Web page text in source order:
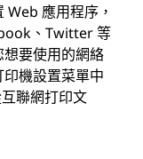
應用程序，
、Twitter 等
要使用的網絡
機設置菜單中
聯網打印文